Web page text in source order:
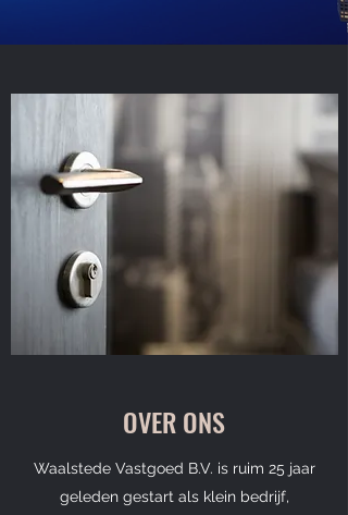
OVER ONS
Waalstede Vastgoed B.V. is ruim 25 jaar
geleden gestart als klein bedrijf,